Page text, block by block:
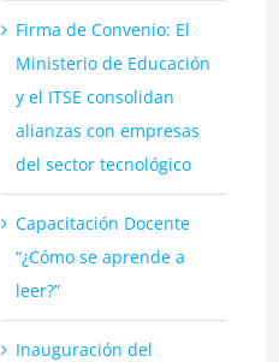
Firma de Convenio: El
Ministerio de Educación
y el ITSE consolidan
alianzas con empresas
del sector tecnológico
Capacitación Docente
“¿Cómo se aprende a
leer?”
Inauguración del